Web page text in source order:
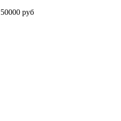
50000 руб